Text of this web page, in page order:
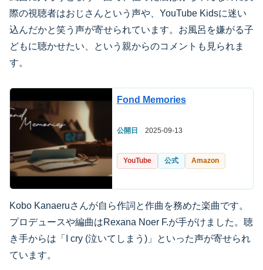
際の視聴者はおじさんという声や、YouTube Kidsに迷い
込んだかと笑う声が寄せられています。お風呂を嫌がる子
どもに聴かせたい、という親からのコメントも見られま
す。
Fond Memories
公開日 2025-09-13
YouTube 公式 Amazon
Kobo Kanaeruさんが自ら作詞と作曲を務めた楽曲です。
プロデュースや編曲はRexana Noer F.が手がけました。聴
き手からは「I cry (泣いてしまう)」といった声が寄せられ
ています。